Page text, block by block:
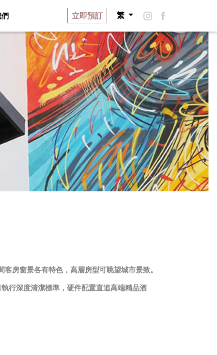
立即預訂 繁
關於藝舍 招聘
房窗景各有特色，高層房型可眺望城市景致。
行深度清潔標準，硬件配置直追高端精品酒